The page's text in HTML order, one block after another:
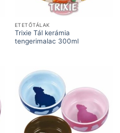
ETETŐTÁLAK
Trixie Tál kerámia
tengerimalac 300ml